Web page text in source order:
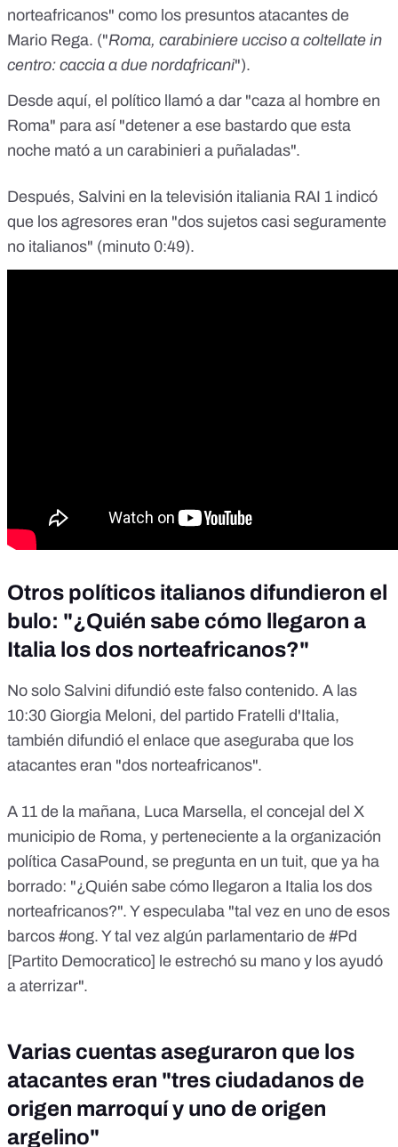
norteafricanos" como los presuntos atacantes de
Mario Rega. ("Roma, carabiniere ucciso a coltellate in
centro: caccia a due nordafricani").
Desde aquí, el político llamó a dar "caza al hombre en
Roma" para así "detener a ese bastardo que esta
noche mató a un carabinieri a puñaladas".
Después, Salvini en la televisión italiania RAI 1 indicó
que los agresores eran "dos sujetos casi seguramente
no italianos" (minuto 0:49).
Otros políticos italianos difundieron el
bulo: "¿Quién sabe cómo llegaron a
Italia los dos norteafricanos?"
No solo Salvini difundió este falso contenido. A las
10:30 Giorgia Meloni, del partido Fratelli d'Italia,
también difundió el enlace que aseguraba que los
atacantes eran "dos norteafricanos".
A 11 de la mañana, Luca Marsella, el concejal del X
municipio de Roma, y perteneciente a la organización
política CasaPound, se pregunta en un tuit, que ya ha
borrado: "¿Quién sabe cómo llegaron a Italia los dos
norteafricanos?". Y especulaba "tal vez en uno de esos
barcos #ong. Y tal vez algún parlamentario de #Pd
[Partito Democratico] le estrechó su mano y los ayudó
a aterrizar".
Varias cuentas aseguraron que los
atacantes eran "tres ciudadanos de
origen marroquí y uno de origen
argelino"